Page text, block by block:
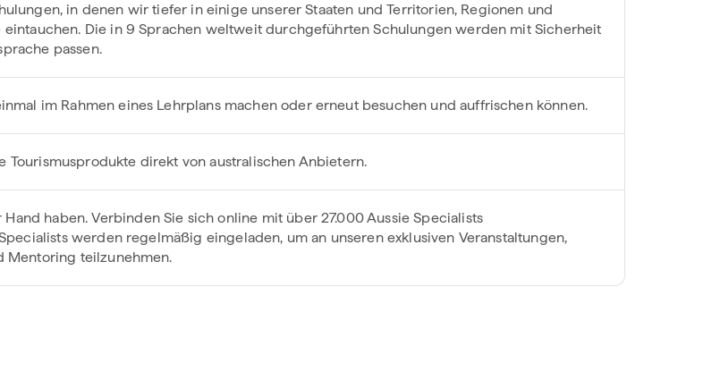
in denen wir tiefer in einige unserer Staaten und Territorien, Regionen und
eintauchen. Die in 9 Sprachen weltweit durchgeführten Schulungen werden mit Sicherheit
passen.
im Rahmen eines Lehrplans machen oder erneut besuchen und auffrischen können.
Tourismusprodukte direkt von australischen Anbietern.
haben. Verbinden Sie sich online mit über 27.000 Aussie Specialists
werden regelmäßig eingeladen, um an unseren exklusiven Veranstaltungen,
Mentoring teilzunehmen.